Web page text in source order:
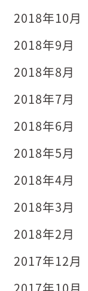
2018年10月
2018年9月
2018年8月
2018年7月
2018年6月
2018年5月
2018年4月
2018年3月
2018年2月
2017年12月
2017年10月